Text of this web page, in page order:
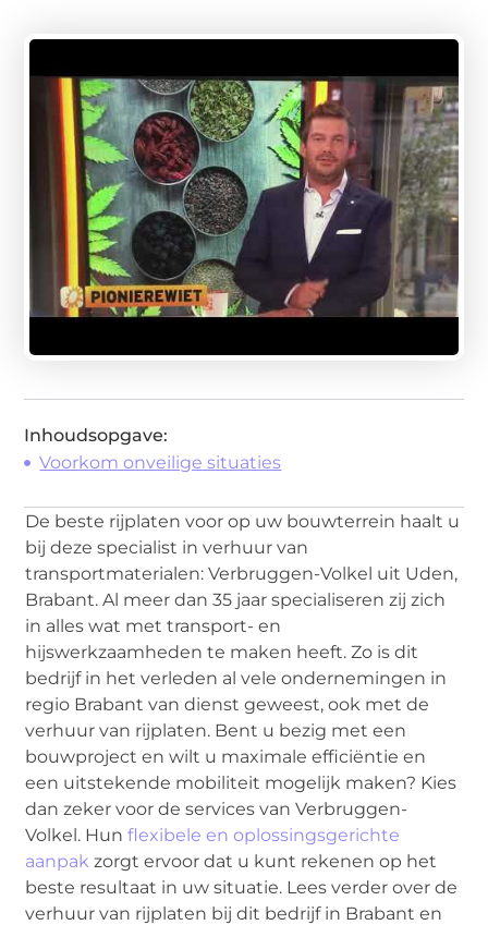
Inhoudsopgave:
Voorkom onveilige situaties
De beste rijplaten voor op uw bouwterrein haalt u
bij deze specialist in verhuur van
transportmaterialen: Verbruggen-Volkel uit Uden,
Brabant. Al meer dan 35 jaar specialiseren zij zich
in alles wat met transport- en
hijswerkzaamheden te maken heeft. Zo is dit
bedrijf in het verleden al vele ondernemingen in
regio Brabant van dienst geweest, ook met de
verhuur van rijplaten. Bent u bezig met een
bouwproject en wilt u maximale efficiëntie en
een uitstekende mobiliteit mogelijk maken? Kies
dan zeker voor de services van Verbruggen-
Volkel. Hunflexibele en oplossingsgerichte
aanpak zorgt ervoor dat u kunt rekenen op het
beste resultaat in uw situatie. Lees verder over de
verhuur van rijplaten bij dit bedrijf in Brabant en